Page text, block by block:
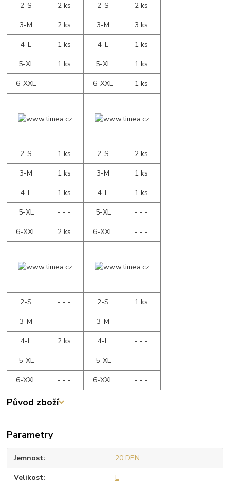
2-S
2 ks
3-M
2 ks
4-L
1 ks
5-XL
1 ks
6-XXL
- - -
2-S
2 ks
3-M
3 ks
4-L
1 ks
5-XL
1 ks
6-XXL
1 ks
2-S
1 ks
3-M
1 ks
4-L
1 ks
5-XL
- - -
6-XXL
2 ks
2-S
2 ks
3-M
1 ks
4-L
1 ks
5-XL
- - -
6-XXL
- - -
2-S
- - -
3-M
- - -
4-L
2 ks
5-XL
- - -
6-XXL
- - -
2-S
1 ks
3-M
- - -
4-L
- - -
5-XL
- - -
6-XXL
- - -
Původ zboží
Parametry
Jemnost 20 DEN
Velikost L